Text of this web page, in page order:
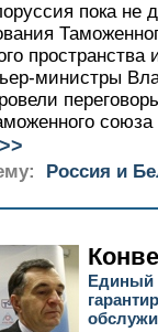
пока не
министры
>>
Россия и
Единый